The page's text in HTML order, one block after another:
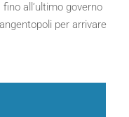
all’ultimo governo
per arrivare